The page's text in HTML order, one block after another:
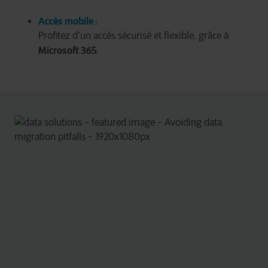
les services que nous pouvons offrir.
Pour plus d’informations détaillées, veuillez consulter
Accès mobile :
Profitez d’un accès sécurisé et flexible, grâce à
Microsoft 365.